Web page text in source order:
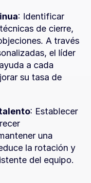
: Identificar
de cierre,
A través
el líder
a cada
su tasa de
: Establecer
una
la rotación y
del equipo.